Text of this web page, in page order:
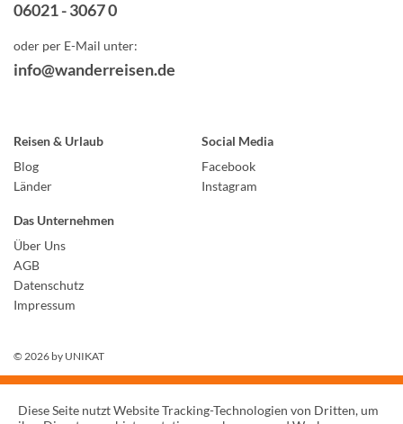
06021 - 3067 0
oder per E-Mail unter:
info@wanderreisen.de
Reisen & Urlaub
Blog
Länder
Social Media
Facebook
Instagram
Das Unternehmen
Über Uns
AGB
Datenschutz
Impressum
© 2026 by UNIKAT
Diese Seite nutzt Website Tracking-Technologien von Dritten, um